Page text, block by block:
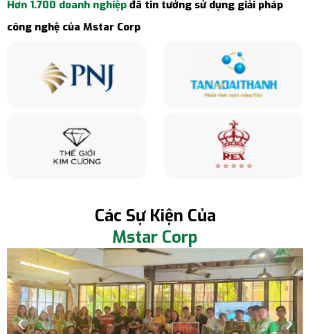
Hơn 1.700 doanh nghiệp đã tin tưởng sử dụng giải pháp
công nghệ của Mstar Corp
Các Sự Kiện Của
Mstar Corp